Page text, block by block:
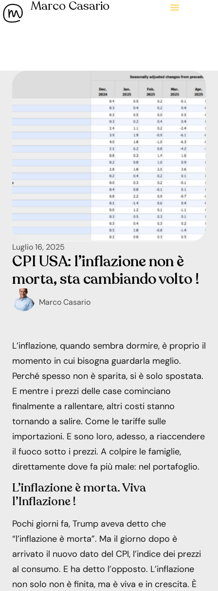
Marco Casario
Luglio 16, 2025
CPI USA: l’inflazione non è
morta, sta cambiando volto !
Marco Casario
L’inflazione, quando sembra dormire, è proprio il
momento in cui bisogna guardarla meglio.
Perché spesso non è sparita, si è solo spostata.
E mentre i prezzi delle case cominciano
finalmente a rallentare, altri costi stanno
tornando a salire. Come le tariffe sulle
importazioni. E sono loro, adesso, a riaccendere
il fuoco sotto i prezzi. A colpire le famiglie,
direttamente dove fa più male: nel portafoglio.
L’inflazione è morta. Viva
l’Inflazione !
Pochi giorni fa, Trump aveva detto che
“l’inflazione è morta”. Ma il giorno dopo è
arrivato il nuovo dato del CPI, l’indice dei prezzi
al consumo. E ha detto l’opposto. L’inflazione
non solo non è finita, ma è viva e in crescita. È